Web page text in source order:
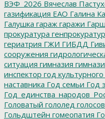
ВЭФ_2026 Вячеслав
газификация ЕАО Галина
Галушка гараж гаражи
прокуратура
гериатрия ГЖИ ГИБДД
сооружения
ситуация гимназия
инспектор год
наставника Год семьи Год
Головатый гололед
Гольдштейн гомеопатия